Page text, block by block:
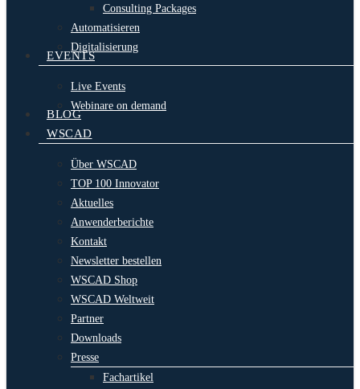
Consulting Packages
Automatisieren
Digitalisierung
EVENTS
Live Events
Webinare on demand
BLOG
WSCAD
Über WSCAD
TOP 100 Innovator
Aktuelles
Anwenderberichte
Kontakt
Newsletter bestellen
WSCAD Shop
WSCAD Weltweit
Partner
Downloads
Presse
Fachartikel